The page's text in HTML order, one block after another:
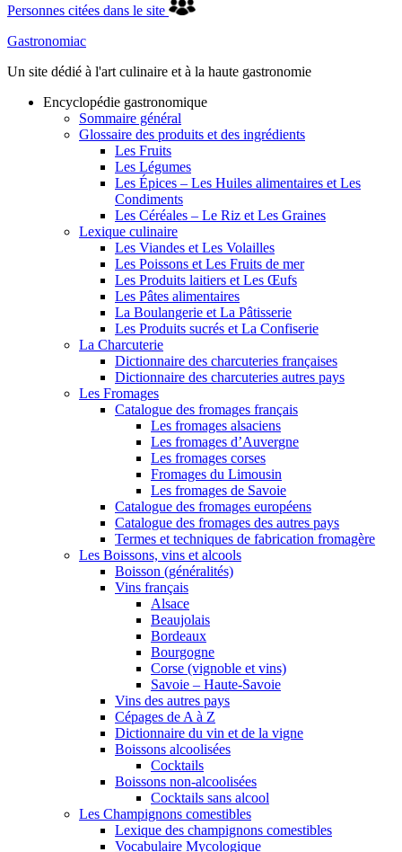
Personnes citées dans le site
Gastronomiac
Un site dédié à l'art culinaire et à la haute gastronomie
Encyclopédie gastronomique
Sommaire général
Glossaire des produits et des ingrédients
Les Fruits
Les Légumes
Les Épices – Les Huiles alimentaires et Les
Condiments
Les Céréales – Le Riz et Les Graines
Lexique culinaire
Les Viandes et Les Volailles
Les Poissons et Les Fruits de mer
Les Produits laitiers et Les Œufs
Les Pâtes alimentaires
La Boulangerie et La Pâtisserie
Les Produits sucrés et La Confiserie
La Charcuterie
Dictionnaire des charcuteries françaises
Dictionnaire des charcuteries autres pays
Les Fromages
Catalogue des fromages français
Les fromages alsaciens
Les fromages d’Auvergne
Les fromages corses
Fromages du Limousin
Les fromages de Savoie
Catalogue des fromages européens
Catalogue des fromages des autres pays
Termes et techniques de fabrication fromagère
Les Boissons, vins et alcools
Boisson (généralités)
Vins français
Alsace
Beaujolais
Bordeaux
Bourgogne
Corse (vignoble et vins)
Savoie – Haute-Savoie
Vins des autres pays
Cépages de A à Z
Dictionnaire du vin et de la vigne
Boissons alcoolisées
Cocktails
Boissons non-alcoolisées
Cocktails sans alcool
Les Champignons comestibles
Lexique des champignons comestibles
Vocabulaire Mycologique